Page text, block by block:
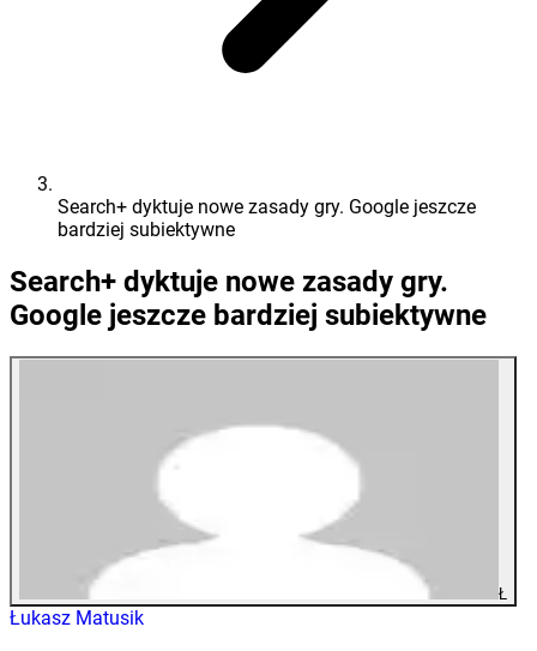
Search+ dyktuje nowe zasady gry. Google jeszcze
bardziej subiektywne
Search+ dyktuje nowe zasady gry.
Google jeszcze bardziej subiektywne
Ł
Łukasz Matusik